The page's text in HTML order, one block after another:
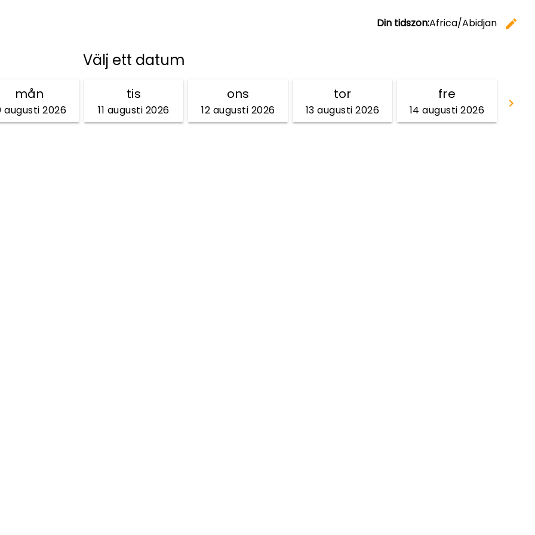
Din tidszon:Africa/Abidjan
edit
Välj ett datum
keyboard_arrow_right
mån
augusti 2026
tis
11 augusti 2026
ons
12 augusti 2026
tor
13 augusti 2026
fre
14 augusti 2026